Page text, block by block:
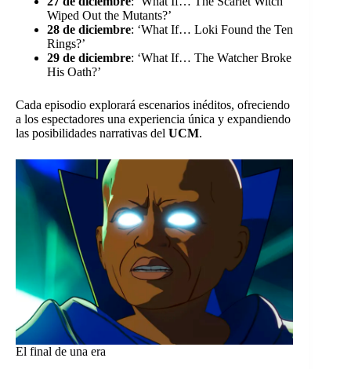
Wiped Out the Mutants?’
28 de diciembre: ‘What If… Loki Found the Ten
Rings?’
29 de diciembre: ‘What If… The Watcher Broke
His Oath?’
Cada episodio explorará escenarios inéditos, ofreciendo
a los espectadores una experiencia única y expandiendo
las posibilidades narrativas del UCM.
El final de una era